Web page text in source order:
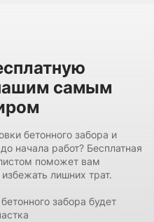
самым
бетонного забора и
начала работ? Бесплатная
поможет вам
лишних трат.
забора будет